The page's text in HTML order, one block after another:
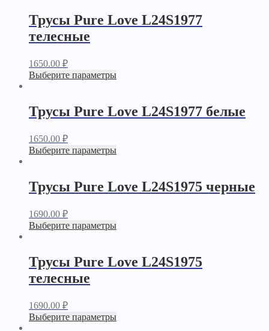
Трусы Pure Love L24S1977
телесные
1650.00 ₽
Выберите параметры
Трусы Pure Love L24S1977 белые
1650.00 ₽
Выберите параметры
Трусы Pure Love L24S1975 черные
1690.00 ₽
Выберите параметры
Трусы Pure Love L24S1975
телесные
1690.00 ₽
Выберите параметры